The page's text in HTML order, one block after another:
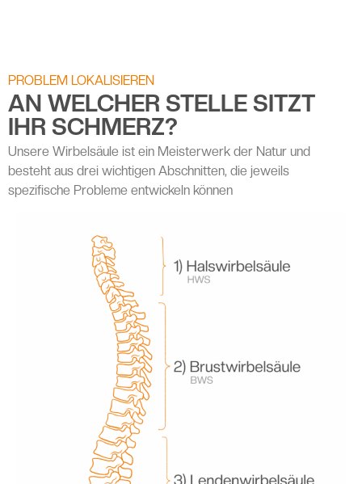
PROBLEM LOKALISIEREN
AN WELCHER STELLE SITZT
IHR SCHMERZ?
Unsere Wirbelsäule ist ein Meisterwerk der Natur und
besteht aus drei wichtigen Abschnitten, die jeweils
spezifische Probleme entwickeln können